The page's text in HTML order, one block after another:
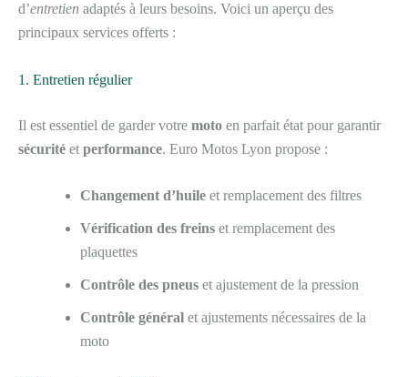
d’entretien adaptés à leurs besoins. Voici un aperçu des
principaux services offerts :
1. Entretien régulier
Il est essentiel de garder votre moto en parfait état pour garantir
sécurité et performance. Euro Motos Lyon propose :
Changement d’huile et remplacement des filtres
Vérification des freins et remplacement des
plaquettes
Contrôle des pneus et ajustement de la pression
Contrôle général et ajustements nécessaires de la
moto